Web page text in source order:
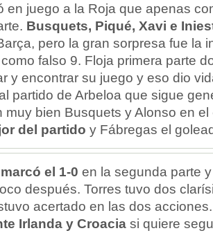
en juego a la Roja que apenas
Busquets, Piqué, Xavi e
pero la gran sorpresa fue la
falso 9. Floja primera parte
y encontrar su juego y eso dio
partido de Arbeloa que sigue
muy bien Busquets y Alonso en
del partido y Fábregas el
el 1-0 en la segunda parte
después. Torres tuvo dos
acertado en las dos
Irlanda y Croacia si quiere